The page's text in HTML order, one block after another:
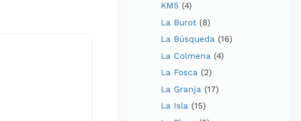
KM5 (4)
La Burot (8)
La Búsqueda (16)
La Colmena (4)
La Fosca (2)
La Granja (17)
La Isla (15)